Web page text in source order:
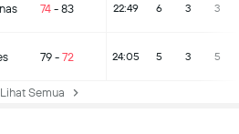
74- 83 22:49 6 3 3
79- 72 24:05 5 3 5
Semua